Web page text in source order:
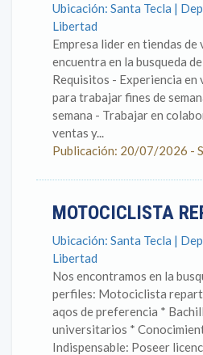
Ubicación: Santa Tecla |
Libertad
Empresa lider en tiendas
encuentra en la busqueda
Requisitos - Experiencia
para trabajar fines de
semana - Trabajar en
ventas y...
Publicación: 20/07/2026 -
MOTOCICLISTA
Ubicación: Santa Tecla |
Libertad
Nos encontramos en la
perfiles: Motociclista
aqos de preferencia *
universitarios *
Indispensable: Poseer